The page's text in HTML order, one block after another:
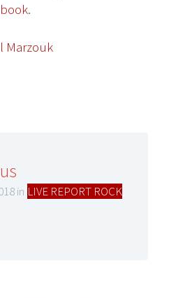
.
Marzouk
in LIVE REPORT ROCK